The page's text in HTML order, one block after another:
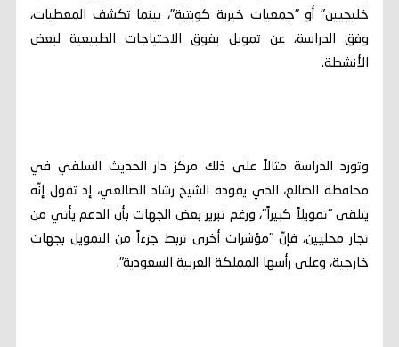
خليجيين" أو "جمعيات خيرية كويتية"، بينما تكشف المعطيات،
وفق الدراسة، عن تمويل يفوق الاحتياجات الطبيعية لبعض
الأنشطة.
وتورد الدراسة مثالاً على ذلك مركز دار الحديث السلفي في
محافظة الضالع، الذي يقوده الشيخ رشاد الضالعي، إذ تقول إنّه
يتلقى "تمويلاً كبيراً"، ورغم تبرير بعض الجهات بأن الدعم يأتي من
تجار محليين، فإنّ "مؤشرات أخرى تربط جزءاً من التمويل بجهات
خارجية، وعلى رأسها المملكة العربية السعودية".